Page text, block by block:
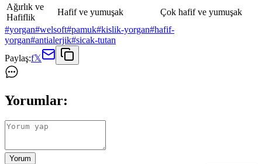
Ağırlık ve
Hafiflik
Hafif ve yumuşak
Çok hafif ve yumuşak
#yorgan#welsoft#pamuk#kislik-yorgan#hafif-
yorgan#antialerjik#sicak-tutan
Paylaş:f𝕏
Yorumlar:
Yorum